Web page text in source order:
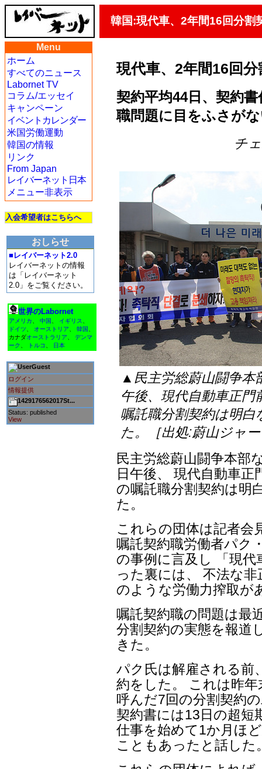
韓国:現代車、2年間16回分割
Menu
ホーム
すべてのニュース
Labornet TV
コラム/エッセイ
キャンペーン
イベントカレンダー
米国労働運動
韓国の情報
リンク
From Japan
レイバーネット日本
メニュー非表示
入会希望者はこちらへ
おしらせ
■レイバーネット2.0
レイバーネットの情報
は「レイバーネット
2.0」をご覧ください。
世界のLabornet
アメリカ 中国 イギリス
ドイツ
オーストリア 韓国
カナダオーストラリア
デンマ
ーク
トルコ 日本
Guest
ログイン
情報提供
1429176562017St...
Status: published
View
現代車、2年間16回分
契約平均44日、契約
職問題に目をふさが
チ
▲民主労総蔚山闘争本
午後、現代自動車正
嘱託職分割契約は明
た。［出処:蔚山ジャ
民主労総蔚山闘争本部
日午後、 現代自動車
の嘱託職分割契約は明
た。
これらの団体は記者会
嘱託契約職労働者パク
の事例に言及し 「現
った裏には、 不法な
のような労働力搾取が
嘱託契約職の問題は最
分割契約の実態を報道
きた。
パク氏は解雇される前
約をした。 これは昨
呼んだ7回の分割契約
契約書には13日の超短
仕事を始めて1か月ほ
こともあったと話した